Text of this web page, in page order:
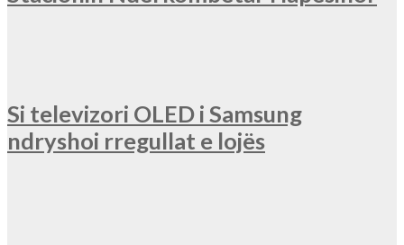
Si televizori OLED i Samsung
ndryshoi rregullat e lojës